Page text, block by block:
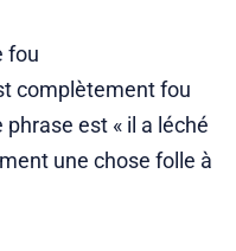
fou
complètement fou
est « il a léché
une chose folle à